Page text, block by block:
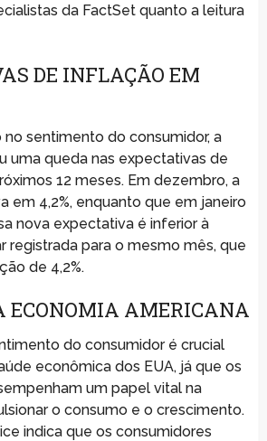
da FactSet quanto a leitura
DE INFLAÇÃO EM
sentimento do consumidor, a
uma queda nas expectativas de
12 meses. Em dezembro, a
em 4,2%, enquanto que em janeiro
nova expectativa é inferior à
registrada para o mesmo mês, que
de 4,2%.
ECONOMIA AMERICANA
do consumidor é crucial
econômica dos EUA, já que os
um papel vital na
o consumo e o crescimento.
indica que os consumidores